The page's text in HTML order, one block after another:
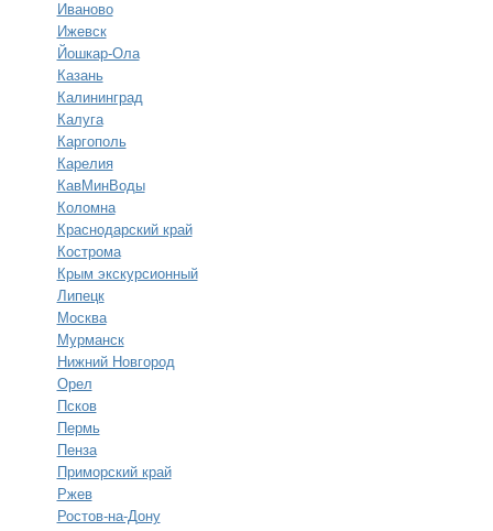
Иваново
Ижевск
Йошкар-Ола
Казань
Калининград
Калуга
Каргополь
Карелия
КавМинВоды
Коломна
Краснодарский край
Кострома
Крым экскурсионный
Липецк
Москва
Мурманск
Нижний Новгород
Орел
Псков
Пермь
Пенза
Приморский край
Ржев
Ростов-на-Дону